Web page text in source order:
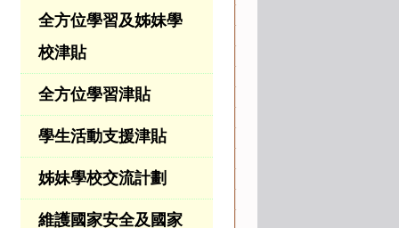
全方位學習及姊妹學
校津貼
全方位學習津貼
學生活動支援津貼
姊妹學校交流計劃
維護國家安全及國家